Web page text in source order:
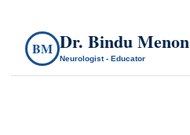
BM Dr. Bindu Menon
Neurologist - Educator